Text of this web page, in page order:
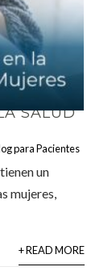
SALUD
para Pacientes
un
mujeres,
+ READ MORE